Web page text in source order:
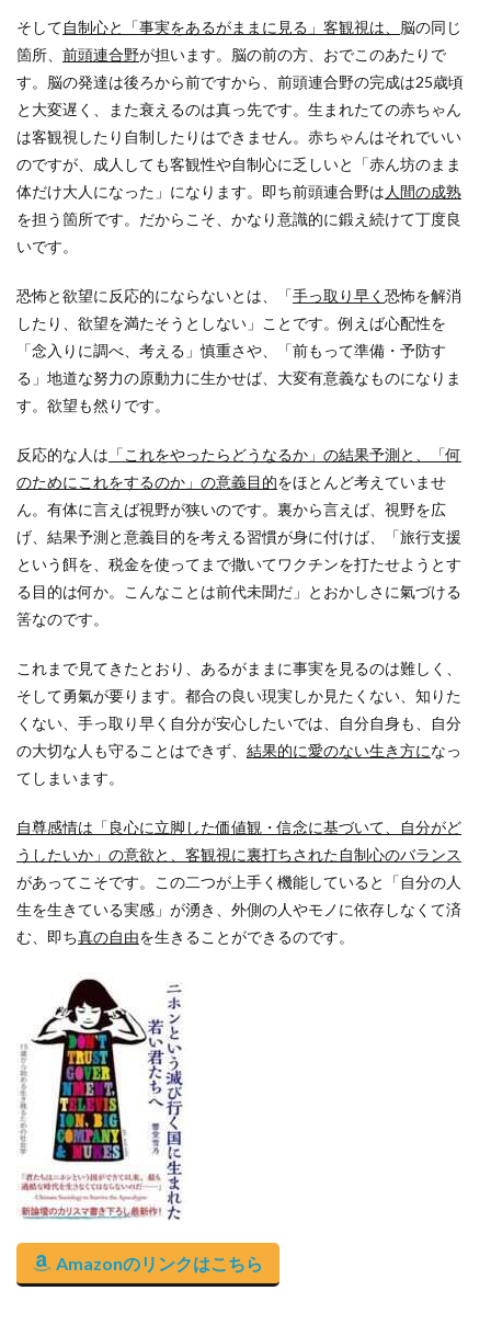
そして自制心と「事実をあるがままに見る」客観視は、 脳の同じ
箇所、 前頭連合野が担います。脳の前の方、おでこのあたりで
す。脳の発達は後ろから前ですから、前頭連合野の完成は25歳頃
と大変遅く、また衰えるのは真っ先です。生まれたての赤ちゃん
は客観視したり自制したりはできません。赤ちゃんはそれでいい
のですが、成人しても客観性や自制心に乏しいと「赤ん坊のまま
体だけ大人になった」になります。即ち前頭連合野は 人間の成熟
を担う箇所です。だからこそ、かなり意識的に鍛え続けて丁度良
いです。
恐怖と欲望に反応的にならないとは、「手っ取り早く 恐怖を解消
したり、欲望を満たそうとしない」ことです。例えば心配性を
「念入りに調べ、考える」慎重さや、「前もって準備・予防す
る」地道な努力の原動力に生かせば、大変有意義なものになりま
す。欲望も然りです。
反応的な人は 「これをやったらどうなるか」の結果予測と、「何
のためにこれをするのか」の意義目的をほとんど考えていませ
ん。有体に言えば視野が狭いのです。裏から言えば、視野を広
げ、結果予測と意義目的を考える習慣が身に付けば、「旅行支援
という餌を、税金を使ってまで撒いてワクチンを打たせようとす
る目的は何か。こんなことは前代未聞だ」とおかしさに氣づける
筈なのです。
これまで見てきたとおり、あるがままに事実を見るのは難しく、
そして勇氣が要ります。都合の良い現実しか見たくない、知りた
くない、手っ取り早く自分が安心したいでは、自分自身も、自分
の大切な人も守ることはできず、 結果的に愛のない生き方になっ
てしまいます。
自尊感情は「良心に立脚した価値観・信念に基づいて、自分がど
うしたいか」の意欲と、客観視に裏打ちされた自制心のバランス
があってこそです。この二つが上手く機能していると「自分の人
生を生きている実感」が湧き、外側の人やモノに依存しなくて済
む、即ち真の自由を生きることができるのです。
Amazonのリンクはこちら